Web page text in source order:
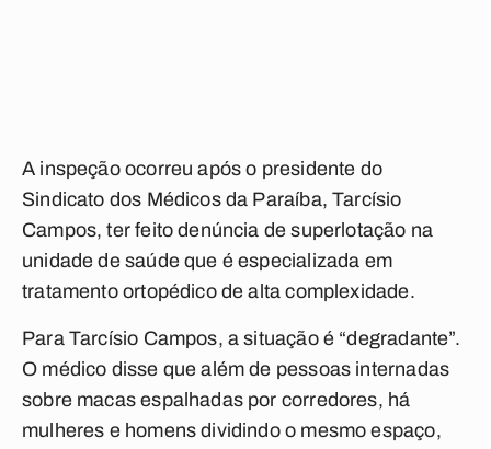
A inspeção ocorreu após o presidente do
Sindicato dos Médicos da Paraíba, Tarcísio
Campos, ter feito denúncia de superlotação na
unidade de saúde que é especializada em
tratamento ortopédico de alta complexidade.
Para Tarcísio Campos, a situação é “degradante”.
O médico disse que além de pessoas internadas
sobre macas espalhadas por corredores, há
mulheres e homens dividindo o mesmo espaço,